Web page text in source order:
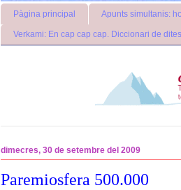
Pàgina principal Apunts simultanis:
Verkami: En cap cap cap. Diccionari de
dimecres, 30 de setembre del 2009
Paremiosfera 500.000